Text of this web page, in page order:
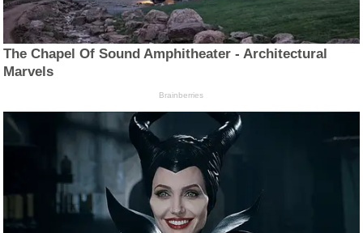
The Chapel Of Sound Amphitheater - Architectural
Marvels
Brainberries